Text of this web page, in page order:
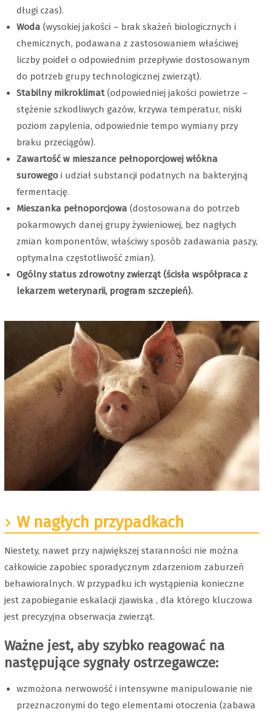
długi czas).
Woda(wysokiej jakości – brak skażeń biologicznych i
chemicznych, podawana z zastosowaniem właściwej
liczby poideł o odpowiednim przepływie dostosowanym
do potrzeb grupy technologicznej zwierząt).
Stabilny mikroklimat(odpowiedniej jakości powietrze –
stężenie szkodliwych gazów, krzywa temperatur, niski
poziom zapylenia, odpowiednie tempo wymiany przy
braku przeciągów).
Zawartość w mieszance pełnoporcjowej włókna
surowegoi udział substancji podatnych na bakteryjną
fermentację.
Mieszanka pełnoporcjowa(dostosowana do potrzeb
pokarmowych danej grupy żywieniowej, bez nagłych
zmian komponentów, właściwy sposób zadawania paszy,
optymalna częstotliwość zmian).
Ogólny status zdrowotny zwierząt (ścisła współpraca z
lekarzem weterynarii, program szczepień).
W nagłych przypadkach
Niestety, nawet przy największej staranności nie można
całkowicie zapobiec sporadycznym zdarzeniom zaburzeń
behawioralnych. W przypadku ich wystąpienia konieczne
jest zapobieganie eskalacji zjawiska , dla którego kluczowa
jest precyzyjna obserwacja zwierząt.
Ważne jest, aby szybko reagować na
następujące sygnały ostrzegawcze:
wzmożona nerwowość i intensywne manipulowanie nie
przeznaczonymi do tego elementami otoczenia (zabawa